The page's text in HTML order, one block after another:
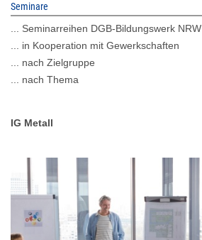
Seminare
... Seminarreihen DGB-Bildungswerk NRW
... in Kooperation mit Gewerkschaften
... nach Zielgruppe
... nach Thema
IG Metall